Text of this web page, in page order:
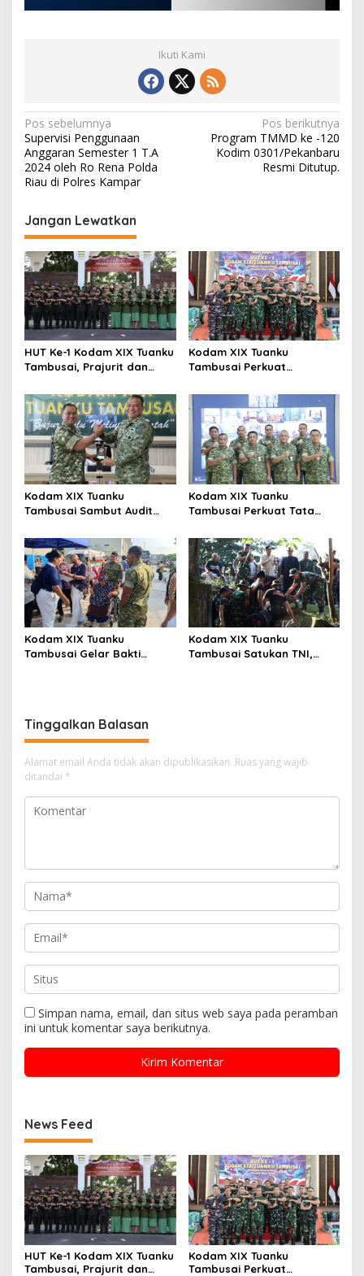
Ikuti Kami
N
a
v
i
g
a
s
i
p
o
s
Pos sebelumnya
Supervisi Penggunaan
Anggaran Semester 1 T.A
2024 oleh Ro Rena Polda
Riau di Polres Kampar
Pos berikutnya
Program TMMD ke -120
Kodim 0301/Pekanbaru
Resmi Ditutup.
Jangan Lewatkan
HUT Ke-1 Kodam XIX Tuanku
Tambusai, Prajurit dan
Penghormatan di TMP
Kusuma Dharma
Kodam XIX Tuanku
Tambusai Perkuat
Donor Darah HUT Ke-1
Kodam XIX Tuanku
Tambusai Sambut Audit
Tegaskan Akurasi Data Jadi
Kunci
Kodam XIX Tuanku
Tambusai Perkuat Tata
Satgas BMN Resmi Mulai
Penatausahaan Sesi II TA
2026
Kodam XIX Tuanku
Tambusai Gelar Bakti
Kodam XIX Tuanku
Tambusai Satukan TNI,
Tinggalkan Balasan
Alamat email Anda tidak akan dipublikasikan. Ruas yang wajib
ditandai *
Simpan nama, email, dan situs web saya pada peramban
ini untuk komentar saya berikutnya.
News Feed
HUT Ke-1 Kodam XIX Tuanku
Tambusai, Prajurit dan
Kodam XIX Tuanku
Tambusai Perkuat